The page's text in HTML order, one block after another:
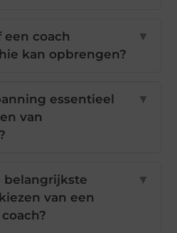
een coach
kan opbrengen?
▼
essentieel
van
▼
belangrijkste
van een
▼